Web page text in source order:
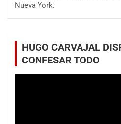
Nueva York.
HUGO CARVAJAL
CONFESAR TODO